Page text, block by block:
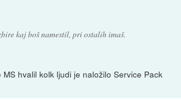
kaj boš namestil, pri ostalih imaš.
hvalil kolk ljudi je naložilo Service Pack